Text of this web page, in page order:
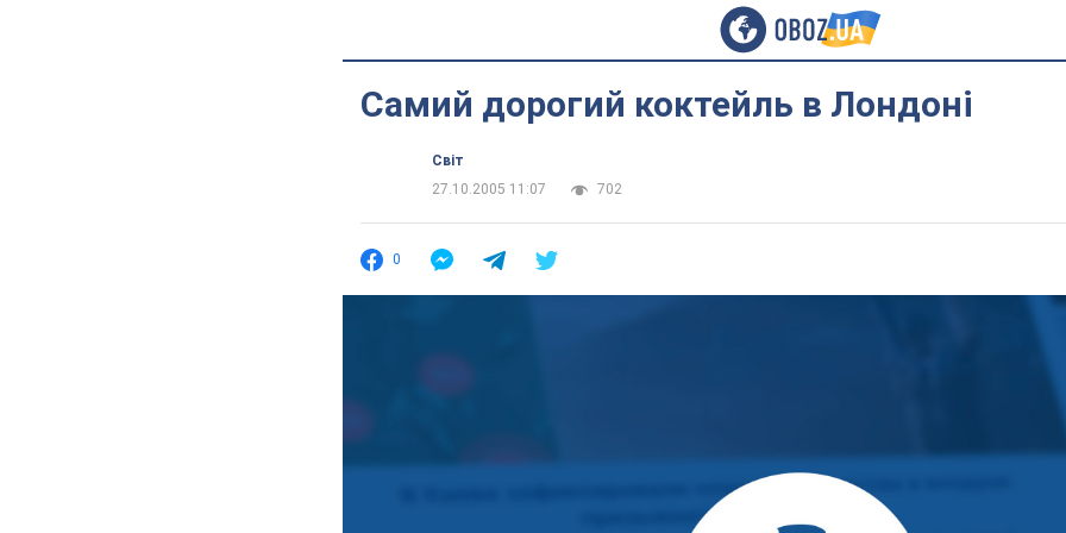
Cамий дорогий коктейль в Лондоні
Світ
27.10.2005 11:07
702
0